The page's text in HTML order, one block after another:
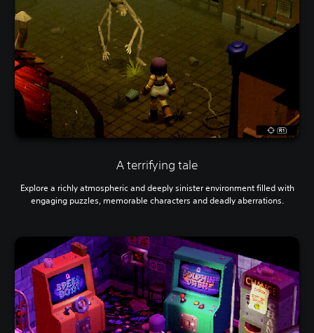
A terrifying tale
Explore a richly atmospheric and deeply sinister environment filled with
engaging puzzles, memorable characters and deadly aberrations.